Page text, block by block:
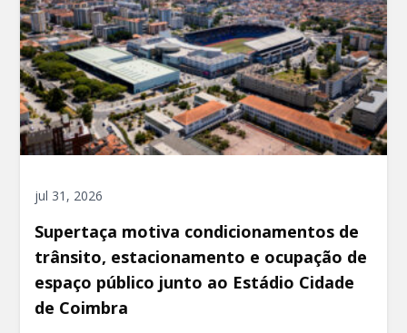
jul 31, 2026
Supertaça motiva condicionamentos de
trânsito, estacionamento e ocupação de
espaço público junto ao Estádio Cidade
de Coimbra